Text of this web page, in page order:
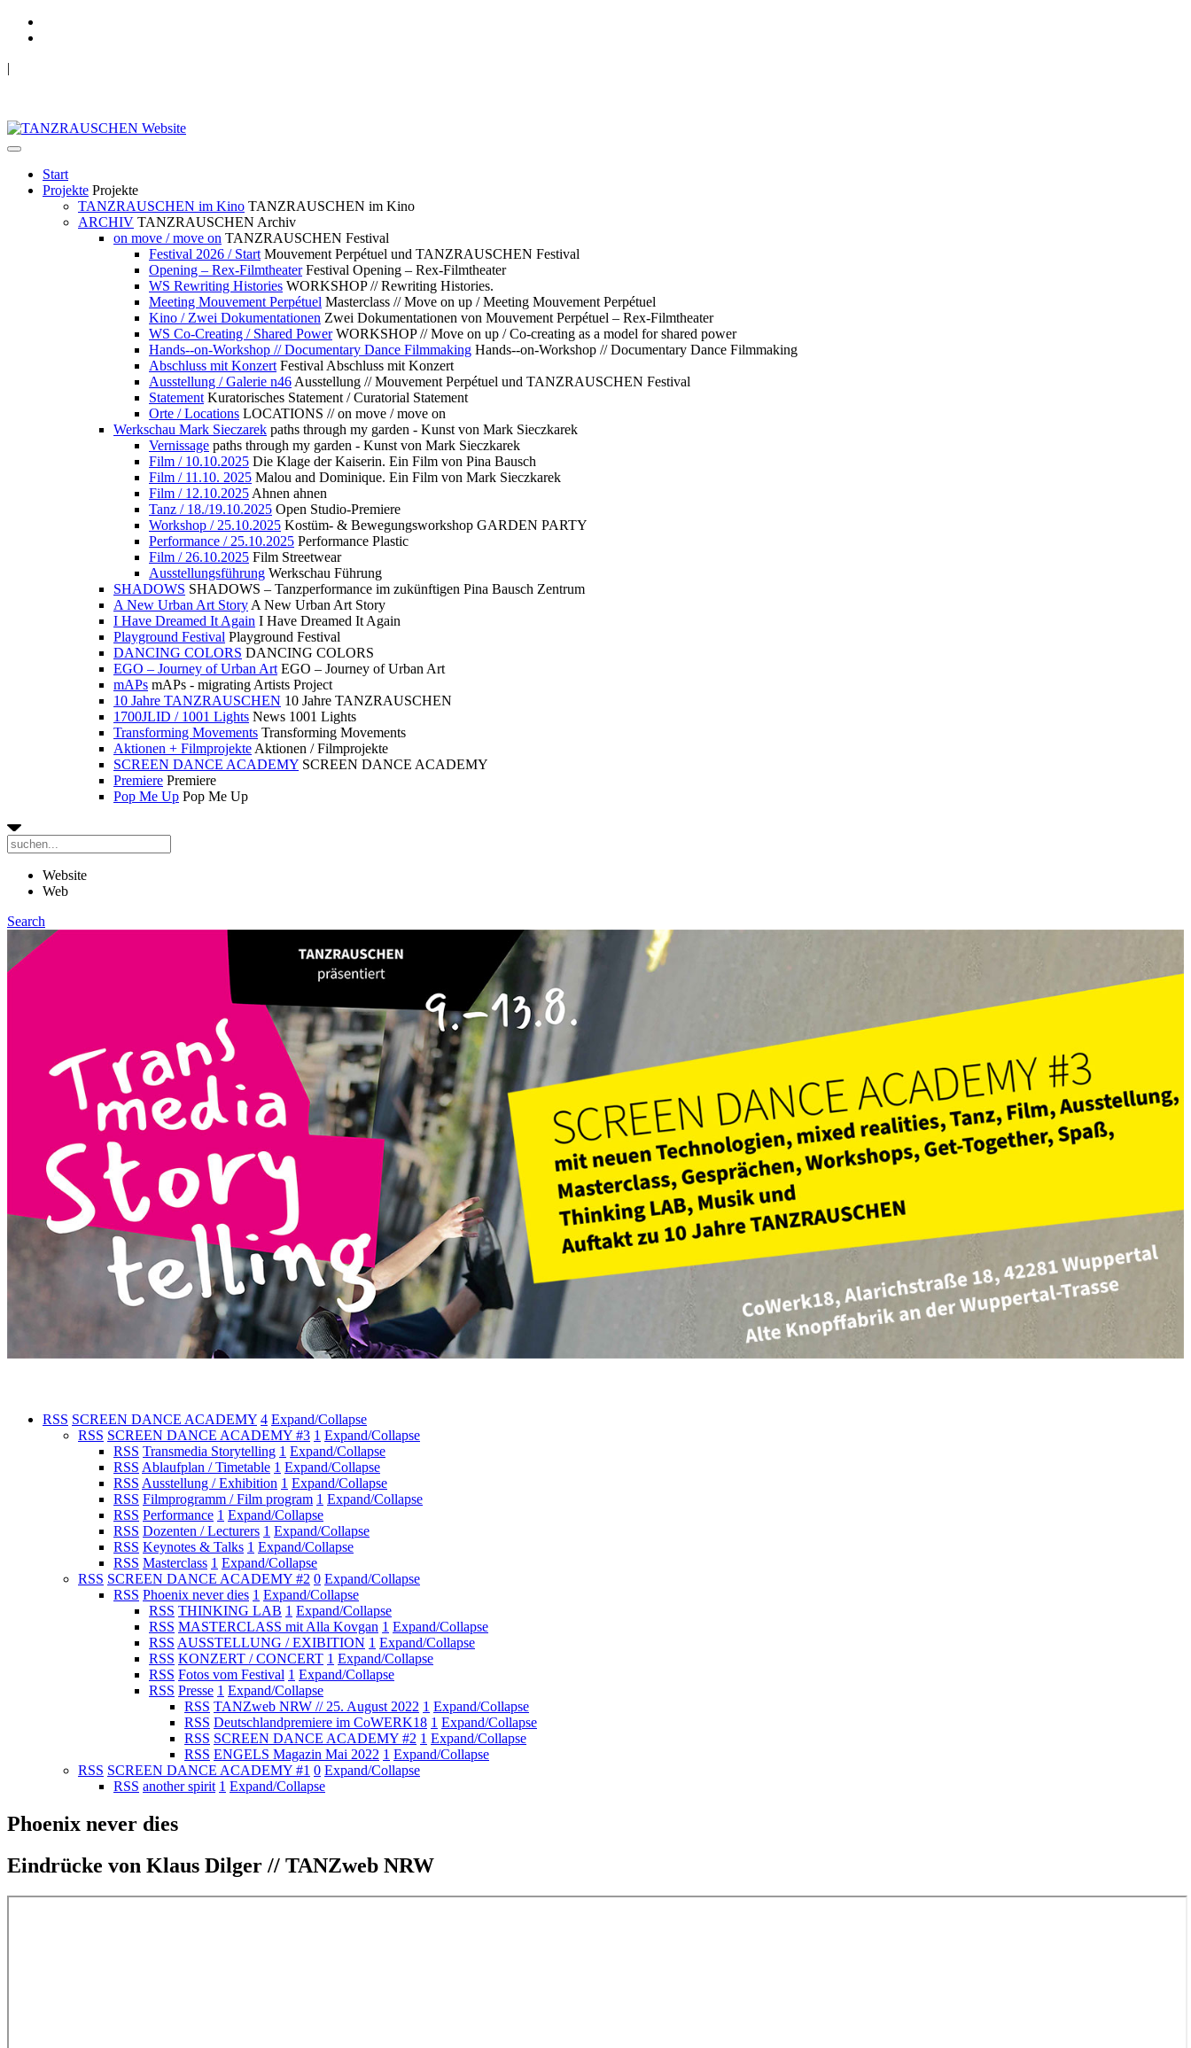
|
Start
Projekte Projekte
TANZRAUSCHEN im Kino TANZRAUSCHEN im Kino
ARCHIV TANZRAUSCHEN Archiv
on move / move on TANZRAUSCHEN Festival
Festival 2026 / Start Mouvement Perpétuel und TANZRAUSCHEN Festival
Opening – Rex-Filmtheater Festival Opening – Rex-Filmtheater
WS Rewriting Histories WORKSHOP // Rewriting Histories.
Meeting Mouvement Perpétuel Masterclass // Move on up / Meeting Mouvement Perpétuel
Kino / Zwei Dokumentationen Zwei Dokumentationen von Mouvement Perpétuel – Rex-Filmtheater
WS Co-Creating / Shared Power WORKSHOP // Move on up / Co-creating as a model for shared power
Hands--on-Workshop // Documentary Dance Filmmaking Hands--on-Workshop // Documentary Dance Filmmaking
Abschluss mit Konzert Festival Abschluss mit Konzert
Ausstellung / Galerie n46 Ausstellung // Mouvement Perpétuel und TANZRAUSCHEN Festival
Statement Kuratorisches Statement / Curatorial Statement
Orte / Locations LOCATIONS // on move / move on
Werkschau Mark Sieczarek paths through my garden - Kunst von Mark Sieczkarek
Vernissage paths through my garden - Kunst von Mark Sieczkarek
Film / 10.10.2025 Die Klage der Kaiserin. Ein Film von Pina Bausch
Film / 11.10. 2025 Malou and Dominique. Ein Film von Mark Sieczkarek
Film / 12.10.2025 Ahnen ahnen
Tanz / 18./19.10.2025 Open Studio-Premiere
Workshop / 25.10.2025 Kostüm- & Bewegungsworkshop GARDEN PARTY
Performance / 25.10.2025 Performance Plastic
Film / 26.10.2025 Film Streetwear
Ausstellungsführung Werkschau Führung
SHADOWS SHADOWS – Tanzperformance im zukünftigen Pina Bausch Zentrum
A New Urban Art Story A New Urban Art Story
I Have Dreamed It Again I Have Dreamed It Again
Playground Festival Playground Festival
DANCING COLORS DANCING COLORS
EGO – Journey of Urban Art EGO – Journey of Urban Art
mAPs mAPs - migrating Artists Project
10 Jahre TANZRAUSCHEN 10 Jahre TANZRAUSCHEN
1700JLID / 1001 Lights News 1001 Lights
Transforming Movements Transforming Movements
Aktionen + Filmprojekte Aktionen / Filmprojekte
SCREEN DANCE ACADEMY SCREEN DANCE ACADEMY
Premiere Premiere
Pop Me Up Pop Me Up
Website
Web
Search
RSS SCREEN DANCE ACADEMY 4 Expand/Collapse
RSS SCREEN DANCE ACADEMY #3 1 Expand/Collapse
RSS Transmedia Storytelling 1 Expand/Collapse
RSS Ablaufplan / Timetable 1 Expand/Collapse
RSS Ausstellung / Exhibition 1 Expand/Collapse
RSS Filmprogramm / Film program 1 Expand/Collapse
RSS Performance 1 Expand/Collapse
RSS Dozenten / Lecturers 1 Expand/Collapse
RSS Keynotes & Talks 1 Expand/Collapse
RSS Masterclass 1 Expand/Collapse
RSS SCREEN DANCE ACADEMY #2 0 Expand/Collapse
RSS Phoenix never dies 1 Expand/Collapse
RSS THINKING LAB 1 Expand/Collapse
RSS MASTERCLASS mit Alla Kovgan 1 Expand/Collapse
RSS AUSSTELLUNG / EXIBITION 1 Expand/Collapse
RSS KONZERT / CONCERT 1 Expand/Collapse
RSS Fotos vom Festival 1 Expand/Collapse
RSS Presse 1 Expand/Collapse
RSS TANZweb NRW // 25. August 2022 1 Expand/Collapse
RSS Deutschlandpremiere im CoWERK18 1 Expand/Collapse
RSS SCREEN DANCE ACADEMY #2 1 Expand/Collapse
RSS ENGELS Magazin Mai 2022 1 Expand/Collapse
RSS SCREEN DANCE ACADEMY #1 0 Expand/Collapse
RSS another spirit 1 Expand/Collapse
Phoenix never dies
Eindrücke von Klaus Dilger // TANZweb NRW